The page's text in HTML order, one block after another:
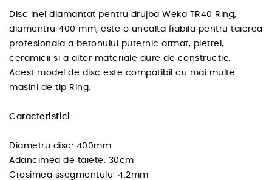
Disc inel diamantat pentru drujba Weka TR40 Ring,
diamentru 400 mm, este o unealta fiabila pentru taierea
profesionala a betonului puternic armat, pietrei,
ceramicii si a altor materiale dure de constructie.
Acest model de disc este compatibil cu mai multe
masini de tip Ring.
Caracteristici
Diametru disc: 400mm
Adancimea de taiete: 30cm
Grosimea ssegmentulu: 4.2mm